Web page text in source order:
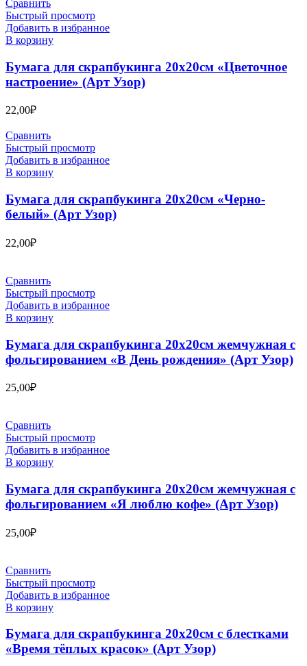
Сравнить
Быстрый просмотр
Добавить в избранное
В корзину
Бумага для скрапбукинга 20х20см «Цветочное
настроение» (Арт Узор)
22,00₽
Сравнить
Быстрый просмотр
Добавить в избранное
В корзину
Бумага для скрапбукинга 20х20см «Черно-
белый» (Арт Узор)
22,00₽
Сравнить
Быстрый просмотр
Добавить в избранное
В корзину
Бумага для скрапбукинга 20х20см жемчужная с
фольгированием «В День рождения» (Арт Узор)
25,00₽
Сравнить
Быстрый просмотр
Добавить в избранное
В корзину
Бумага для скрапбукинга 20х20см жемчужная с
фольгированием «Я люблю кофе» (Арт Узор)
25,00₽
Сравнить
Быстрый просмотр
Добавить в избранное
В корзину
Бумага для скрапбукинга 20х20см с блестками
«Время тёплых красок» (Арт Узор)